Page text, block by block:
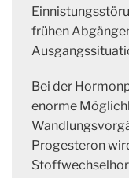
frühen
Bei der
enorme
Progesteron